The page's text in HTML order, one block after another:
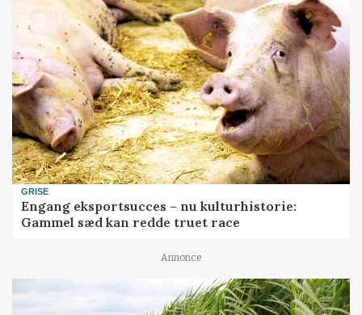
GRISE
Engang eksportsucces – nu kulturhistorie:
Gammel sæd kan redde truet race
Annonce